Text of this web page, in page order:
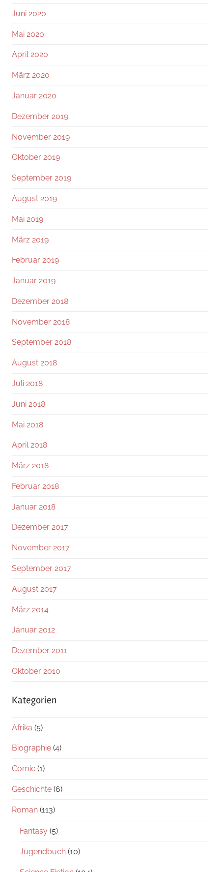
Juni 2020
Mai 2020
April 2020
März 2020
Januar 2020
Dezember 2019
November 2019
Oktober 2019
September 2019
August 2019
Mai 2019
März 2019
Februar 2019
Januar 2019
Dezember 2018
November 2018
September 2018
August 2018
Juli 2018
Juni 2018
Mai 2018
April 2018
März 2018
Februar 2018
Januar 2018
Dezember 2017
November 2017
September 2017
August 2017
März 2014
Januar 2012
Dezember 2011
Oktober 2010
Kategorien
Afrika (5)
Biographie (4)
Comic (1)
Geschichte (6)
Roman (113)
Fantasy (5)
Jugendbuch (10)